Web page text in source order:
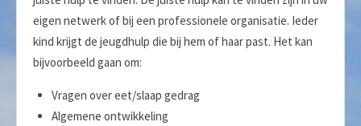
eigen netwerk of bij een professionele organisatie. Ieder
kind krijgt de jeugdhulp die bij hem of haar past. Het kan
bijvoorbeeld gaan om:
Vragen over eet/slaap gedrag
Algemene ontwikkeling